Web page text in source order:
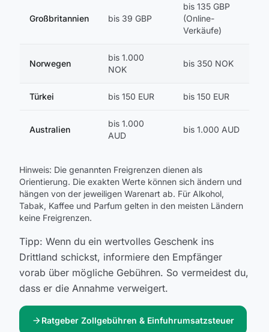
Großbritannien bis 39 GBP
bis 135 GBP
(Online-
Verkäufe)
Norwegen
bis 1.000
NOK
bis 350 NOK
Türkei bis 150 EUR bis 150 EUR
Australien
bis 1.000
AUD
bis 1.000 AUD
Hinweis: Die genannten Freigrenzen dienen als
Orientierung. Die exakten Werte können sich ändern und
hängen von der jeweiligen Warenart ab. Für Alkohol,
Tabak, Kaffee und Parfum gelten in den meisten Ländern
keine Freigrenzen.
Tipp: Wenn du ein wertvolles Geschenk ins
Drittland schickst, informiere den Empfänger
vorab über mögliche Gebühren. So vermeidest du,
dass er die Annahme verweigert.
arrow_forward Ratgeber Zollgebühren & Einfuhrumsatzsteuer